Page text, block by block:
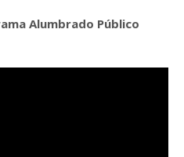
Alumbrado Público